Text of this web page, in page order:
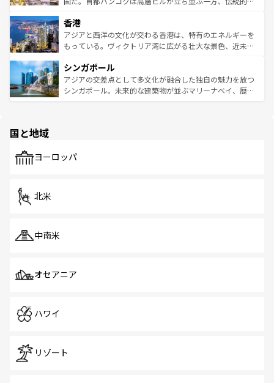
とつ。フォーやバインミー、ベトナムコーヒーなどは、ぜ
ひ現地で味わいたい。どの地域を訪れてもあたたかい人々
が旅行者を迎えてくれるので、きっと忘れられない旅にな
参照してほしい。
の活気が交差している。北部ではチェンマイなどの山岳地
帯で自然と触れ合い、南部ではプーケットやクラビの美し
いビーチでリゾート気分を楽しむことができる。タイ料理
激する。気候は一年中温暖で、どの季節にも異なる楽しみ
が待っている。親しみやすいタイの人々、仏教を中心とし
た文化、そして多様な観光資源が、訪れる旅人を魅了し続
香港
アジアと西洋の文化が交わる香港は、特有のエネルギーを
もっている。ヴィクトリア湾に広がる壮大な景色、近未来
み、どこを訪れても感動するはず。観光スポットが密集し
ており、効率よく見どころを回れるのも魅力。息をのむよ
うな絶景から文化的な体験まで、香港を存分に楽しみ尽く
シンガポール
アジアの交差点として多文化が融合した独自の魅力を放つ
シンガポール。未来的な建築物が並ぶマリーナベイ、歴史
で、ホーカーズは地元の風情を楽しめる外せないスポット
国と地域
ヨーロッパ
北米
中南米
オセアニア
ハワイ
リゾート